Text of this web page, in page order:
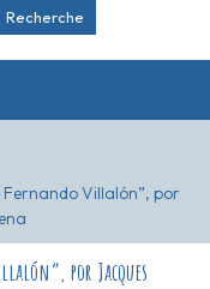
Recherche
Fernando Villalón”, por
por Jacques